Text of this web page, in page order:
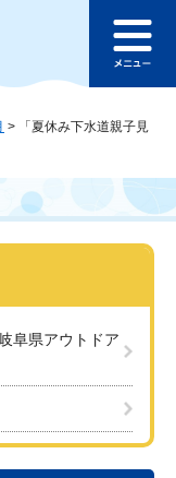
ュ
>
「夏休み下水道親子見
阜県アウトドア